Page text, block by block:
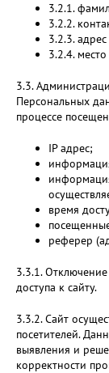
3.2.1.
3.2.2.
3.2.3.
3.2.4.
3.3.
Персональных
процессе
IP адрес;
время
реферер
3.3.1.
доступа к сайту.
3.3.2. Сайт
посетителей.
выявления и
корректности